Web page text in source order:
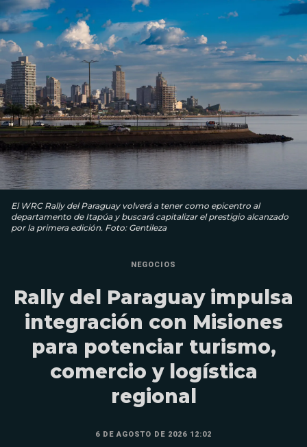
El WRC Rally del Paraguay volverá a tener como epicentro al
departamento de Itapúa y buscará capitalizar el prestigio alcanzado
por la primera edición. Foto: Gentileza
NEGOCIOS
Rally del Paraguay impulsa
integración con Misiones
para potenciar turismo,
comercio y logística
regional
6 DE AGOSTO DE 2026 12:02